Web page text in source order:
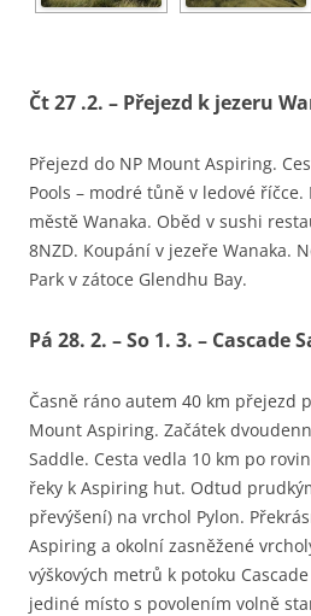
Čt 27 .2. – Přejezd k jezeru
Přejezd do NP Mount Aspiring.
Pools – modré tůně v ledové
městě Wanaka. Oběd v sushi
8NZD. Koupání v jezeře Wanaka.
Park v zátoce Glendhu Bay.
Pá 28. 2. – So 1. 3. – Cascade
Časně ráno autem 40 km přejezd
Mount Aspiring. Začátek
Saddle. Cesta vedla 10 km po
řeky k Aspiring hut. Odtud
převýšení) na vrchol Pylon.
Aspiring a okolní zasněžené
výškových metrů k potoku
jediné místo s povolením volně